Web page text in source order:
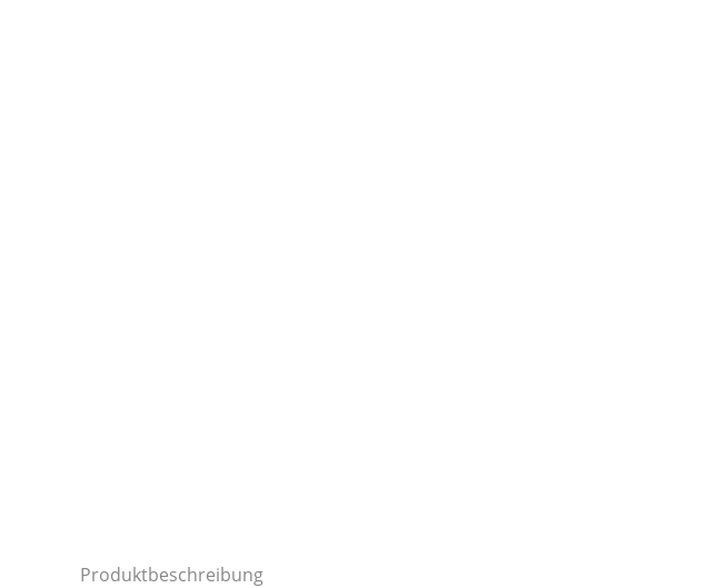
Produktbeschreibung